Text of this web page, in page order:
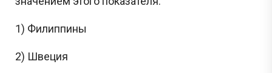
1) Филиппины
2) Швеция